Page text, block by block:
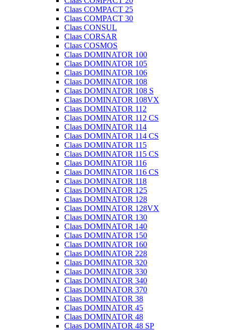
Claas COMPACT 25
Claas COMPACT 30
Claas CONSUL
Claas CORSAR
Claas COSMOS
Claas DOMINATOR 100
Claas DOMINATOR 105
Claas DOMINATOR 106
Claas DOMINATOR 108
Claas DOMINATOR 108 S
Claas DOMINATOR 108VX
Claas DOMINATOR 112
Claas DOMINATOR 112 CS
Claas DOMINATOR 114
Claas DOMINATOR 114 CS
Claas DOMINATOR 115
Claas DOMINATOR 115 CS
Claas DOMINATOR 116
Claas DOMINATOR 116 CS
Claas DOMINATOR 118
Claas DOMINATOR 125
Claas DOMINATOR 128
Claas DOMINATOR 128VX
Claas DOMINATOR 130
Claas DOMINATOR 140
Claas DOMINATOR 150
Claas DOMINATOR 160
Claas DOMINATOR 228
Claas DOMINATOR 320
Claas DOMINATOR 330
Claas DOMINATOR 340
Claas DOMINATOR 370
Claas DOMINATOR 38
Claas DOMINATOR 45
Claas DOMINATOR 48
Claas DOMINATOR 48 SP